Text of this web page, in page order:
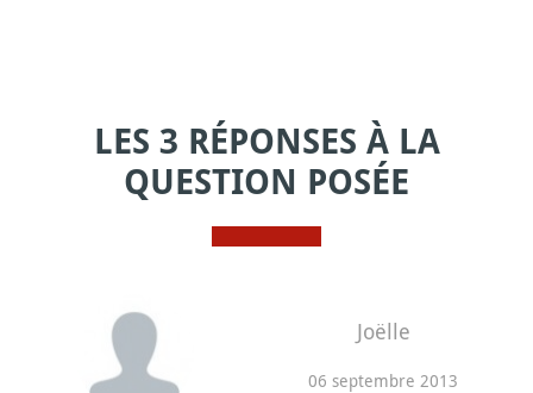
LES 3 RÉPONSES À LA
QUESTION POSÉE
Joëlle
06 septembre 2013